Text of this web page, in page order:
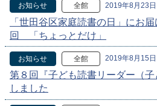
お知らせ 全館 2019年8月23日
「世田谷区家庭読書の日」にお
回 「ちょっとだけ」
お知らせ 全館 2019年8月15日
第８回『子ども読書リーダー（
しました